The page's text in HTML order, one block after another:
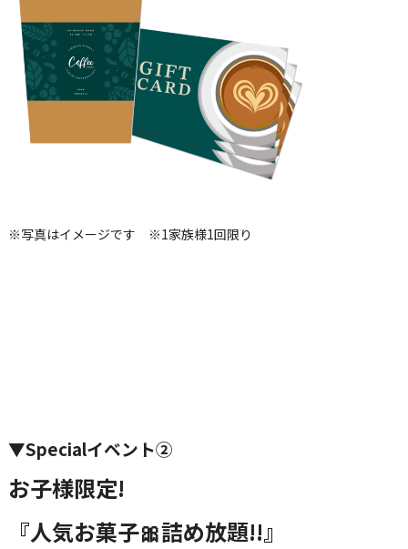
※写真はイメージです ※1家族様1回限り
▼Specialイベント②
お子様限定!
『人気お菓子🎀詰め放題!!』